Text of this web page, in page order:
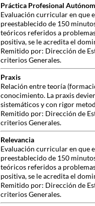
Práctica Profesional
Evaluación curricular en que
preestablecido de 150
teóricos referidos a
positiva, se le acredita el
Remitido por: Dirección de
criterios Generales.
Praxis
Relación entre teoría
conocimiento. La praxis
sistemáticos y con rigor
Remitido por: Dirección de
criterios Generales.
Relevancia
Evaluación curricular en que
preestablecido de 150
teóricos referidos a
positiva, se le acredita el
Remitido por: Dirección de
criterios Generales.